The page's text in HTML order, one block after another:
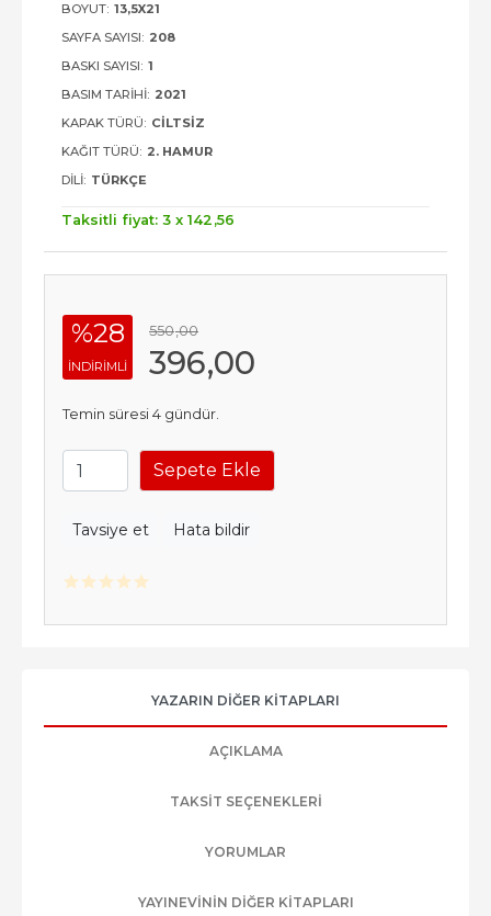
BOYUT: 13,5X21
SAYFA SAYISI: 208
BASKI SAYISI: 1
BASIM TARIHI: 2021
KAPAK TÜRÜ: CILTSIZ
KAĞIT TÜRÜ: 2. HAMUR
DILI: TÜRKÇE
Taksitli fiyat: 3 x 142 ,56
%28
INDIRIMLI
550,00
396,00
Temin süresi 4 gündür.
Sepete Ekle
Tavsiye et Hata bildir
YAZARIN DIĞER KITAPLARI
AÇIKLAMA
TAKSIT SEÇENEKLERI
YORUMLAR
YAYINEVININ DIĞER KITAPLARI